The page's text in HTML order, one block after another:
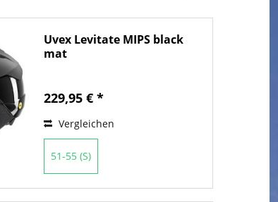
Uvex Levitate MIPS black
mat
229,95 € *
Vergleichen
51-55 (S)